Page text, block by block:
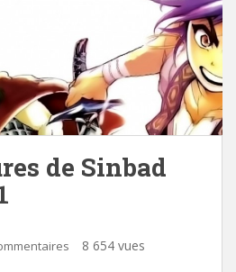
de Sinbad
8 654 vues